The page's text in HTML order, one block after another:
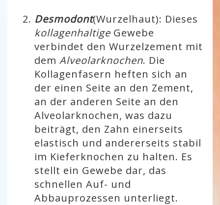
Desmodont(Wurzelhaut): Dieses
kollagenhaltige Gewebe
verbindet den Wurzelzement mit
dem Alveolarknochen. Die
Kollagenfasern heften sich an
der einen Seite an den Zement,
an der anderen Seite an den
Alveolarknochen, was dazu
beiträgt, den Zahn einerseits
elastisch und andererseits stabil
im Kieferknochen zu halten. Es
stellt ein Gewebe dar, das
schnellen Auf- und
Abbauprozessen unterliegt.